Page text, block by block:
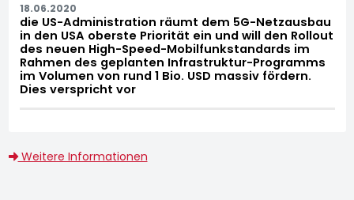
18.06.2020
die US-Administration räumt dem 5G-Netzausbau
in den USA oberste Priorität ein und will den Rollout
des neuen High-Speed-Mobilfunkstandards im
Rahmen des geplanten Infrastruktur-Programms
im Volumen von rund 1 Bio. USD massiv fördern.
Dies verspricht vor
Weitere Informationen